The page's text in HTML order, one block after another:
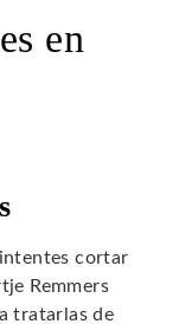
en
cortar
Remmers
tratarlas de